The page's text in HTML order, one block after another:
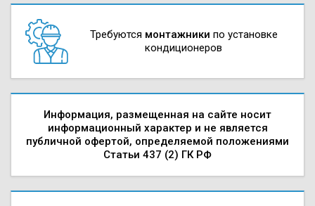
Требуются монтажники по установке
кондиционеров
Информация, размещенная на сайте носит
информационный характер и не является
публичной офертой, определяемой положениями
Статьи 437 (2) ГК РФ